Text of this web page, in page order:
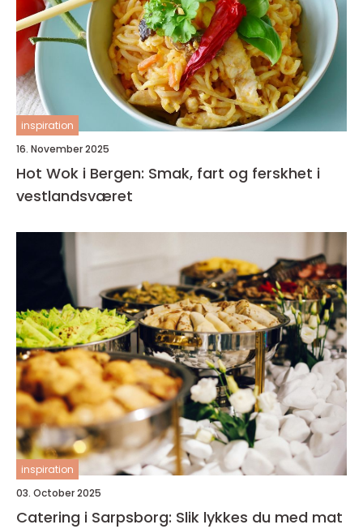
inspiration
16. November 2025
Hot Wok i Bergen: Smak, fart og ferskhet i
vestlandsværet
inspiration
03. October 2025
Catering i Sarpsborg: Slik lykkes du med mat